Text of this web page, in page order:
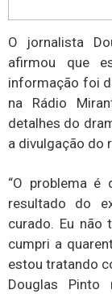
O jornalista
afirmou que
informação foi
na Rádio
detalhes do
a divulgação do
“O problema
resultado do
curado. Eu não
cumpri a
estou tratando
Douglas